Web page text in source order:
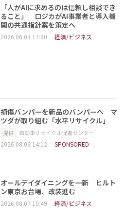
「人がAIに求めるのは信頼し相談でき
ること」 ロジカがAI事業者と導入機
関の共通指針案を策定へ
2026.06.03 17:30 経済/ビジネス
損傷バンパーを新品のバンパーへ マ
ツダが取り組む「水平リサイクル」
提供 自動車リサイクル促進センター
2026.08.06 14:12 SPONSORED
オールデイダイニングを一新 ヒルト
ン東京お台場、改装進む
2026.08.07 10:49 経済/ビジネス